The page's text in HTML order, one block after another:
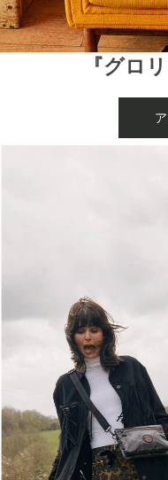
『グロ